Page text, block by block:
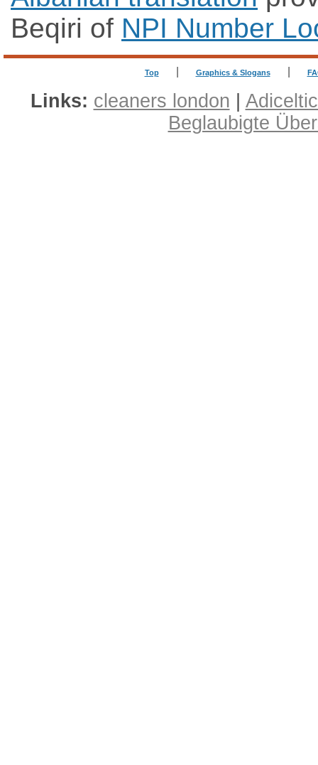
Beqiri of NPI Number
Top Graphics & Slogans
Links: cleaners london
Beglaubigte